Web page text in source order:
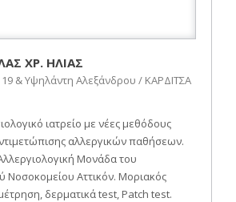
ΧΡ. ΗΛΙΑΣ
& Υψηλάντη Αλεξάνδρου / ΚΑΡΔΙΤΣΑ
ιατρείο με νέες μεθόδους
αλλεργικών παθήσεων.
Μονάδα του
Νοσοκομείου Αττικόν. Μοριακός
δερματικά test, Patch test.